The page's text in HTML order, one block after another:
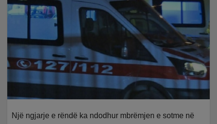
Një ngjarje e rëndë ka ndodhur mbrëmjen e sotme në